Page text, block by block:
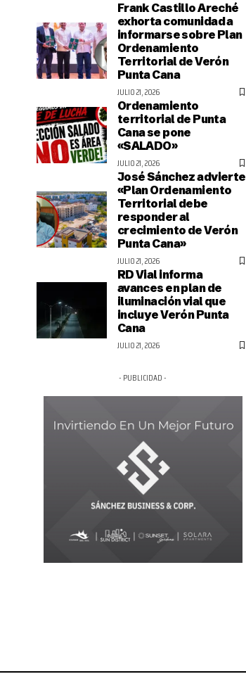
Frank Castillo Areché
exhorta comunidad a
informarse sobre Plan
Ordenamiento
Territorial de Verón
Punta Cana
JULIO 21, 2026
Ordenamiento
territorial de Punta
Cana se pone
«SALADO»
JULIO 21, 2026
José Sánchez advierte
«Plan Ordenamiento
Territorial debe
responder al
crecimiento de Verón
Punta Cana»
JULIO 21, 2026
RD Vial informa
avances en plan de
iluminación vial que
incluye Verón Punta
Cana
JULIO 21, 2026
- PUBLICIDAD -